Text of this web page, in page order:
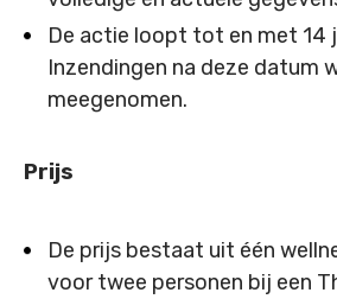
De actie loopt tot en met 14
Inzendingen na deze datum
meegenomen.
Prijs
De prijs bestaat uit één
voor twee personen bij een